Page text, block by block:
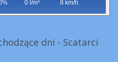
0 l/m²
8 km/h
dni - Scatarci